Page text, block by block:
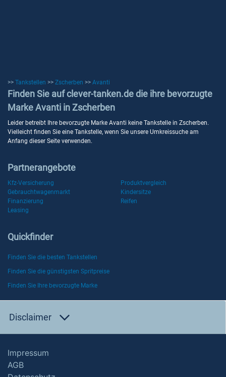
>> Tankstellen >> Zscherben >> Avanti
Finden Sie auf clever-tanken.de die ihre bevorzugte
Marke Avanti in Zscherben
Leider betreibt Ihre bevorzugte Marke Avanti keine Tankstelle in Zscherben.
Vielleicht finden Sie eine Tankstelle, wenn Sie unsere Umkreissuche am
Anfang dieser Seite verwenden.
Partnerangebote
Kfz-Versicherung
Produktvergleich
Gebrauchtwagenmarkt
Kindersitze
Finanzierung
Reifen
Leasing
Quickfinder
Finden Sie die besten Tankstellen
Finden Sie die günstigsten Spritpreise
Finden Sie Ihre bevorzugte Marke
Disclaimer
Impressum
AGB